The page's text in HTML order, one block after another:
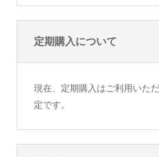
定期購入について
現在、定期購入はご利用いた
定です。